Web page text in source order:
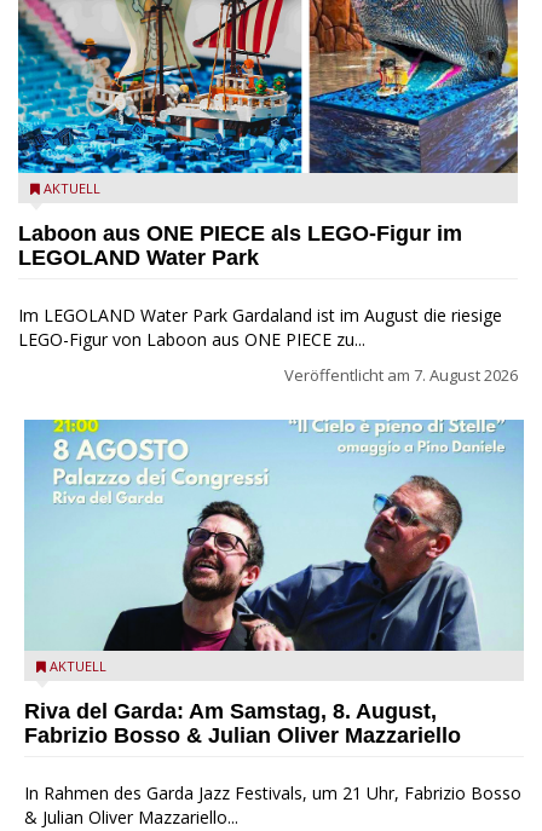
Laboon aus ONE PIECE als LEGO-Figur im LEGOLAND Water
AKTUELL
Laboon aus ONE PIECE als LEGO-Figur im
LEGOLAND Water Park
Im LEGOLAND Water Park Gardaland ist im August die riesige
LEGO-Figur von Laboon aus ONE PIECE zu...
Veröffentlicht am 7. August 2026
Fabrizio Bosso & Julian Oliver Mazzariello zu Gast beim Garda
AKTUELL
Riva del Garda: Am Samstag, 8. August,
Fabrizio Bosso & Julian Oliver Mazzariello
In Rahmen des Garda Jazz Festivals, um 21 Uhr, Fabrizio Bosso
& Julian Oliver Mazzariello...